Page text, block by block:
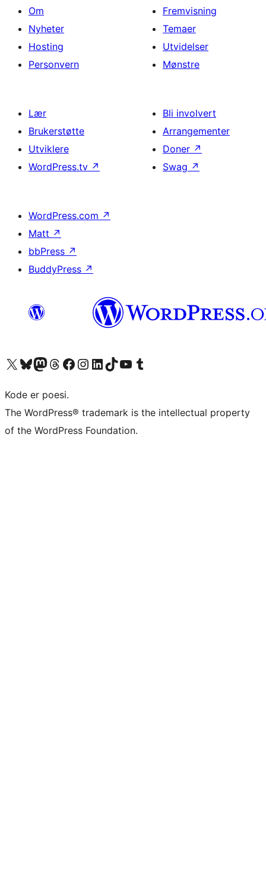
Om
Nyheter
Hosting
Personvern
Fremvisning
Temaer
Utvidelser
Mønstre
Lær
Brukerstøtte
Utviklere
WordPress.tv ↗
Bli involvert
Arrangementer
Doner ↗
Swag ↗
WordPress.com ↗
Matt ↗
bbPress ↗
BuddyPress ↗
Besøk vår konto på X Visit our Bluesky account
Besøk vår Mastodon-konto
Visit our Threads account
Besøk vår Facebook-sideBesøk vår Instagram-konto
Besøk vår LinkedIn-konto
Visit our TikTok account
Visit our YouTube channel
Visit our Tumblr account
Kode er poesi.
The WordPress® trademark is the intellectual property
of the WordPress Foundation.